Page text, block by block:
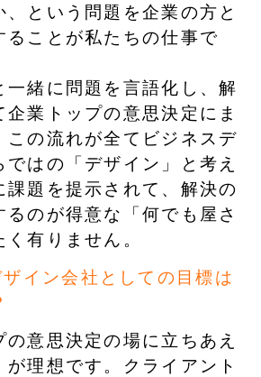
、という問題を企業の方と
ることが私たちの仕事で
一緒に問題を言語化し、解
業トップの意思決定にま
この流れが全てビジネスデ
はの「デザイン」と考え
課題を提示されて、解決の
のが得意な「何でも屋さ
有りません。
イン会社としての目標は
意思決定の場に立ちあえ
が理想です。クライアント